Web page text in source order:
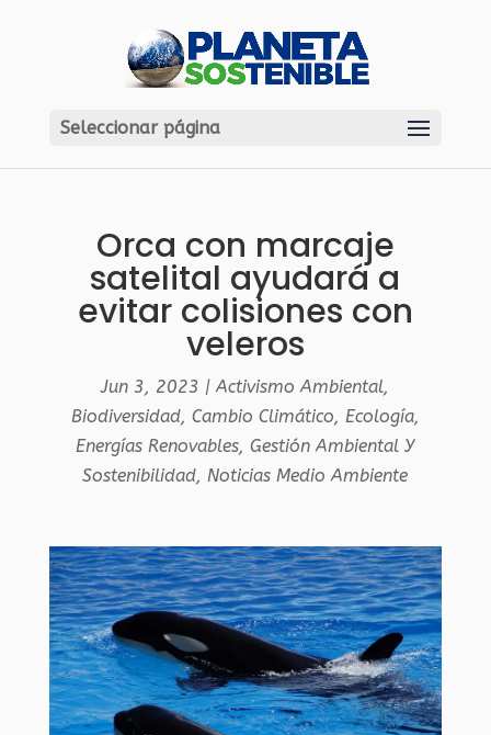
Seleccionar página
Orca con marcaje
satelital ayudará a
evitar colisiones con
veleros
Jun 3, 2023 |Activismo Ambiental,
Biodiversidad, Cambio Climático, Ecología,
Energías Renovables,Gestión Ambiental Y
Sostenibilidad,Noticias Medio Ambiente